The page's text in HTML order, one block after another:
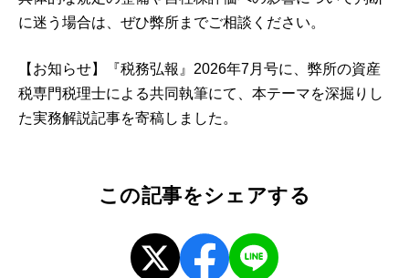
に迷う場合は、ぜひ弊所までご相談ください。
【お知らせ】『税務弘報』2026年7月号に、弊所の資産
税専門税理士による共同執筆にて、本テーマを深掘りし
た実務解説記事を寄稿しました。
この記事をシェアする